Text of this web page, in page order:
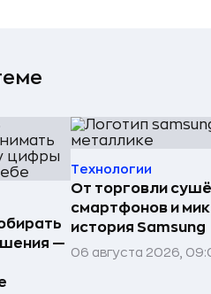
—
Технологии
От торговли
смартфонов и
история Samsung
06 августа 2026,